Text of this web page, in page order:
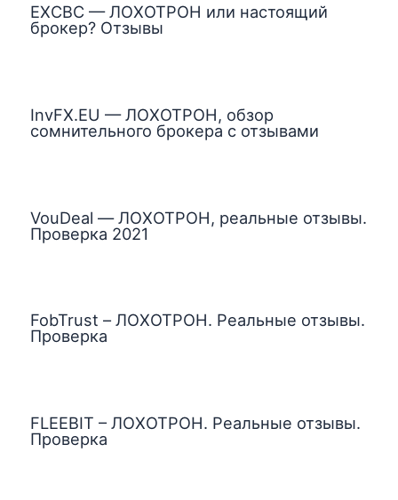
EXCBC — ЛОХОТРОН или настоящий
брокер? Отзывы
InvFX.EU — ЛОХОТРОН, обзор
сомнительного брокера с отзывами
VouDeal — ЛОХОТРОН, реальные отзывы.
Проверка 2021
FobTrust – ЛОХОТРОН. Реальные отзывы.
Проверка
FLEEBIT – ЛОХОТРОН. Реальные отзывы.
Проверка